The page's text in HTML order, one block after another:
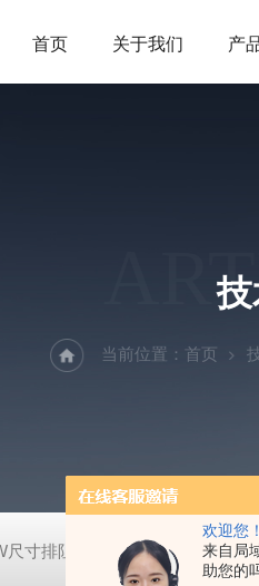
欢迎您！
来自局
助您的
首页 关于我们 产
当前位置： 首页
尺寸排阻色谱柱